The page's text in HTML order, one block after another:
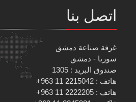
اتصل بنا
غرفة صناعة دمشق
سوريا - دمشق
صندوق البريد : 1305
هاتف : 2215042 11 963+
هاتف : 2222205 11 963+